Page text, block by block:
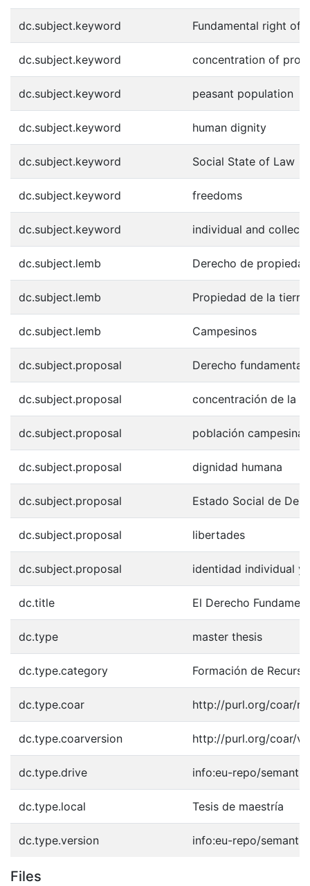
dc.subject.keyword Fundamental right of
dc.subject.keyword concentration of
dc.subject.keyword peasant population
dc.subject.keyword human dignity
dc.subject.keyword Social State of Law
dc.subject.keyword freedoms
dc.subject.keyword individual and
dc.subject.lemb Derecho de propiedad
dc.subject.lemb Propiedad de la tierra
dc.subject.lemb Campesinos
dc.subject.proposal Derecho
dc.subject.proposal concentración de la
dc.subject.proposal población campesina
dc.subject.proposal dignidad humana
dc.subject.proposal Estado Social de
dc.subject.proposal libertades
dc.subject.proposal identidad individual y
dc.title El Derecho
dc.type master thesis
dc.type.category Formación de
dc.type.coar http://purl.org/coar/
dc.type.coarversion http://purl.org/coar/
dc.type.drive info:eu-repo/
dc.type.local Tesis de maestría
dc.type.version info:eu-repo/
Files